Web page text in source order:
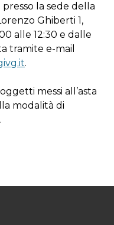
presso la sede della
Ghiberti 1,
alle 12:30 e dalle
tramite e-mail
.
messi all’asta
modalità di